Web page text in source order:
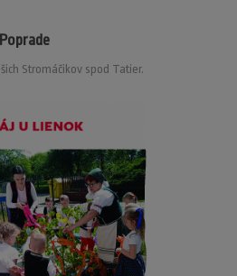
Stromáčikov spod Tatier.